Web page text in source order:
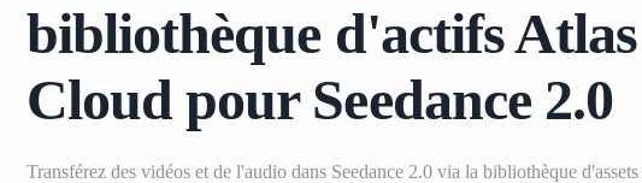
bibliothèque d'actifs Atlas
Cloud pour Seedance 2.0
Transférez des vidéos et de l'audio dans Seedance 2.0 via la bibliothèque